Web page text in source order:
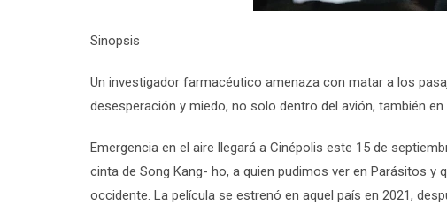
Sinopsis
Un investigador farmacéutico amenaza con matar a los
desesperación y miedo, no solo dentro del avión, también en
Emergencia en el aire llegará a Cinépolis este 15 de
cinta de Song Kang- ho, a quien pudimos ver en Parásitos
occidente. La película se estrenó en aquel país en 2021,